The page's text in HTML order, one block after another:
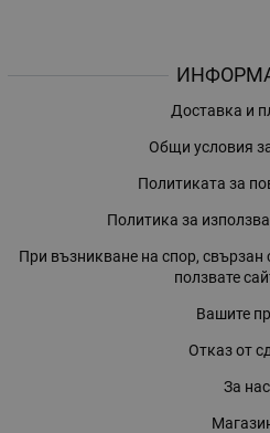
Доставка и
Общи условия
Политиката за
Политика за
При възникване на спор,
ползвате
Вашите
Отказ от
За нас